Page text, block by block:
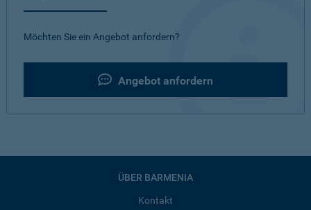
Möchten Sie ein Angebot anfordern?
Angebot anfordern
ÜBER BARMENIA
Kontakt